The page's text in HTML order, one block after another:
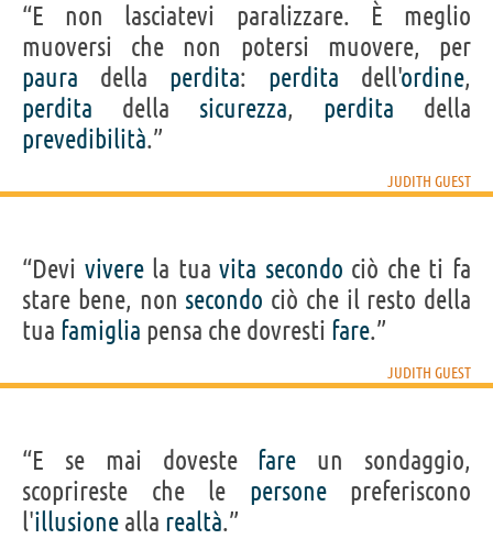
“E non lasciatevi paralizzare. È meglio
muoversi che non potersi muovere, per
paura della perdita: perdita dell'ordine,
perdita della sicurezza, perdita della
prevedibilità.”
JUDITH GUEST
“Devi viverela tuavita secondo ciò che ti fa
stare bene, non secondo ciò che il resto della
tua famiglia pensa che dovresti fare.”
JUDITH GUEST
“E se mai doveste fare un sondaggio,
scoprireste che le personepreferiscono
l'illusione alla realtà.”